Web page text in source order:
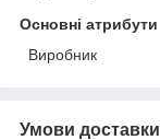
Основні атрибути
Виробник
Умови доставки